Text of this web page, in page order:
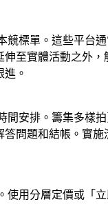
標單。這些平台通
至實體活動之外，
。
安排。籌集多樣
問題和結帳。實
用分層定價或「